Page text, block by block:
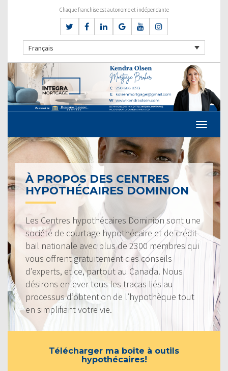
Chaque franchise est autonome et indépendante
Français
À PROPOS DES CENTRES
HYPOTHÉCAIRES DOMINION
Les Centres hypothécaires Dominion sont une
société de courtage hypothécaire et de crédit-
bail nationale avec plus de 2300 membres qui
vous offrent gratuitement des conseils
d’experts, et ce, partout au Canada. Nous
désirons enlever tous les tracas liés au
processus d’obtention de l’hypothèque tout
en simplifiant votre vie.
Télécharger ma boîte à outils
hypothécaires!